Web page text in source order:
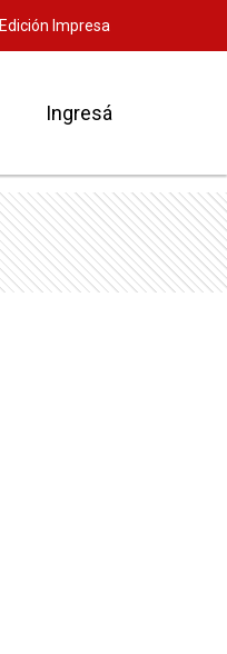
Edición Impresa
Ingresá